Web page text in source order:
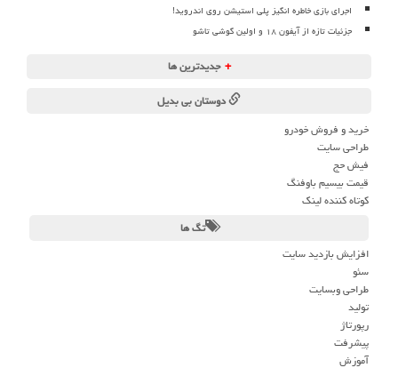
اجرای بازی خاطره انگیز پلی استیشن روی اندروید!
جزئیات تازه از آیفون ۱۸ و اولین گوشی تاشو
+ جدیدترین ها
دوستان بی بدیل
خرید و فروش خودرو
طراحی سایت
فیش حج
قیمت بیسیم باوفنگ
کوتاه کننده لینک
تگ ها
افزایش بازدید سایت
سئو
طراحی وبسایت
تولید
رپورتاژ
پیشرفت
آموزش